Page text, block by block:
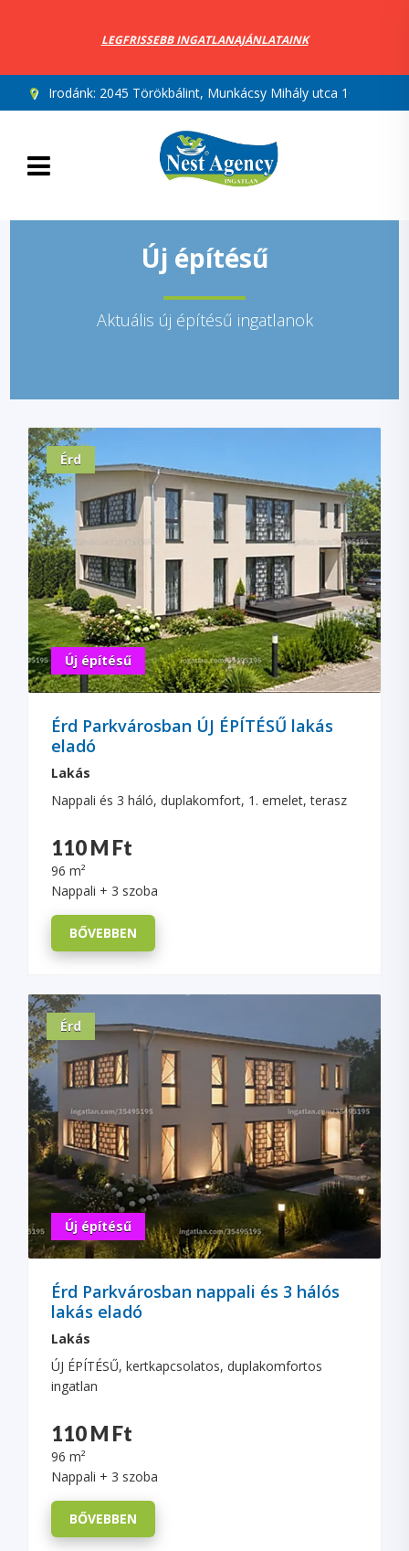
LEGFRISSEBB INGATLANAJÁNLATAINK
Irodánk: 2045 Törökbálint, Munkácsy Mihály utca 10.
Új építésű
Aktuális új építésű ingatlanok
Érd
Új építésű
Érd Parkvárosban ÚJ ÉPÍTÉSŰ lakás
eladó
Lakás
Nappali és 3 háló, duplakomfort, 1. emelet, terasz
110 M Ft
96 m²
Nappali + 3 szoba
BŐVEBBEN
Érd
Új építésű
Érd Parkvárosban nappali és 3 hálós
lakás eladó
Lakás
ÚJ ÉPÍTÉSŰ, kertkapcsolatos, duplakomfortos
ingatlan
110 M Ft
96 m²
Nappali + 3 szoba
BŐVEBBEN